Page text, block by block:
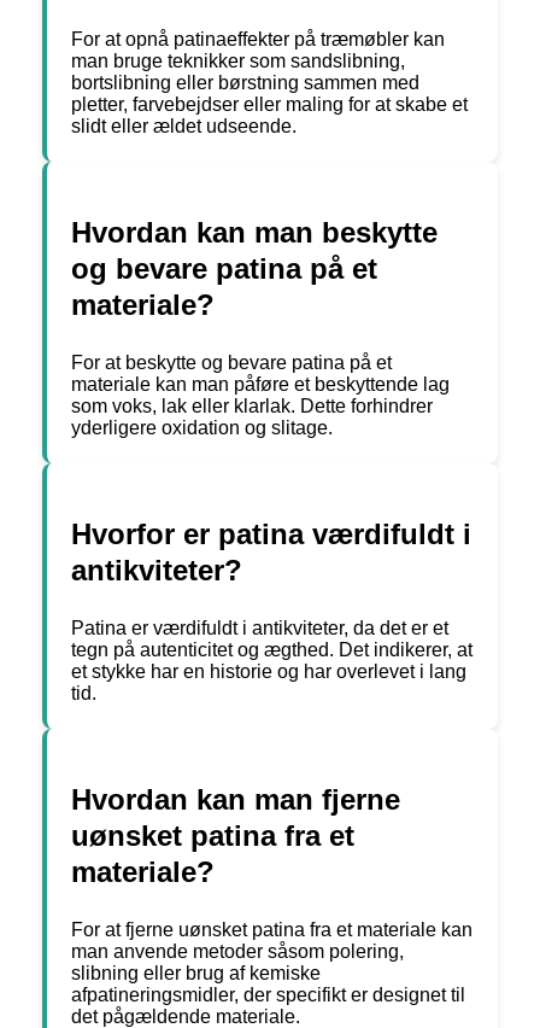
For at opnå patinaeffekter på træmøbler kan
man bruge teknikker som sandslibning,
bortslibning eller børstning sammen med
pletter, farvebejdser eller maling for at skabe et
slidt eller ældet udseende.
Hvordan kan man beskytte
og bevare patina på et
materiale?
For at beskytte og bevare patina på et
materiale kan man påføre et beskyttende lag
som voks, lak eller klarlak. Dette forhindrer
yderligere oxidation og slitage.
Hvorfor er patina værdifuldt i
antikviteter?
Patina er værdifuldt i antikviteter, da det er et
tegn på autenticitet og ægthed. Det indikerer, at
et stykke har en historie og har overlevet i lang
tid.
Hvordan kan man fjerne
uønsket patina fra et
materiale?
For at fjerne uønsket patina fra et materiale kan
man anvende metoder såsom polering,
slibning eller brug af kemiske
afpatineringsmidler, der specifikt er designet til
det pågældende materiale.